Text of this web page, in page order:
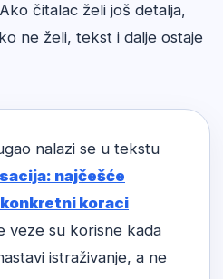
čitalac želi još detalja,
ne želi, tekst i dalje ostaje
nalazi se u tekstu
najčešće
koraci
veze su korisne kada
istraživanje, a ne